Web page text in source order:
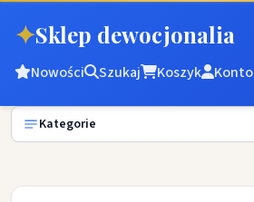
✦Sklep dewocjonalia
Nowości Szukaj Koszyk Konto
Kategorie